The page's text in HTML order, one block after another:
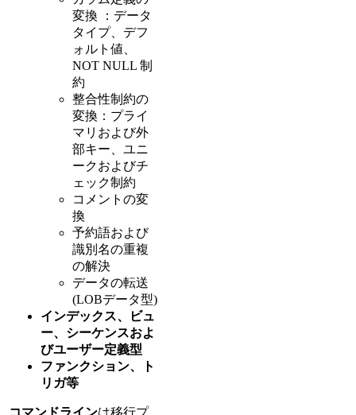
変換 ：データ
タイプ、デフ
ォルト値、
NOT NULL 制
約
整合性制約の
変換：プライ
マリおよび外
部キー、ユニ
ークおよびチ
ェック制約
コメントの変
換
予約語および
識別名の重複
の解決
データの転送
(LOBデータ型)
インデックス、ビュ
ー、シーケンスおよ
びユーザー定義型
ファンクション、ト
リガ等
コマンドラインは移行プ